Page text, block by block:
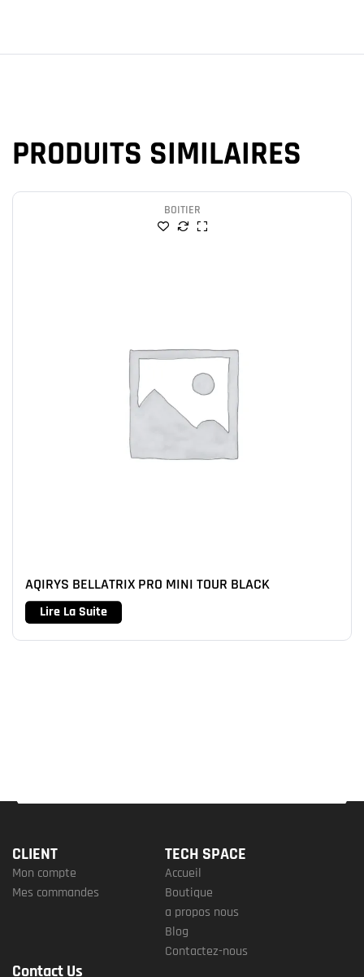
PRODUITS SIMILAIRES
BOITIER
AQIRYS BELLATRIX PRO MINI TOUR BLACK
Lire La Suite
CLIENT
Mon compte
Mes commandes
TECH SPACE
Accueil
Boutique
a propos nous
Blog
Contactez-nous
Contact Us